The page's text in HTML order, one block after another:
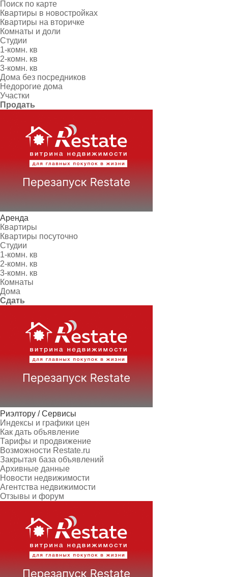
Поиск по карте
Квартиры в новостройках
Квартиры на вторичке
Комнаты и доли
Студии
1-комн. кв
2-комн. кв
3-комн. кв
Дома без посредников
Недорогие дома
Участки
Продать
Аренда
Квартиры
Квартиры посуточно
Студии
1-комн. кв
2-комн. кв
3-комн. кв
Комнаты
Дома
Сдать
Риэлтору / Сервисы
Индексы и графики цен
Как дать объявление
Тарифы и продвижение
Возможности Restate.ru
Закрытая база объявлений
Архивные данные
Новости недвижимости
Агентства недвижимости
Отзывы и форум